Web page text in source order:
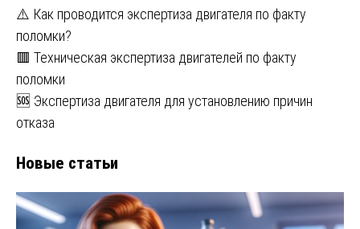
⚠️ Как проводится экспертиза двигателя по факту
поломки?
🟥 Техническая экспертиза двигателей по факту
поломки
🆘 Экспертиза двигателя для установлению причин
отказа
Новые статьи